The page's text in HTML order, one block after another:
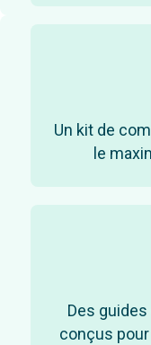
Un kit de
le
Des
conçus